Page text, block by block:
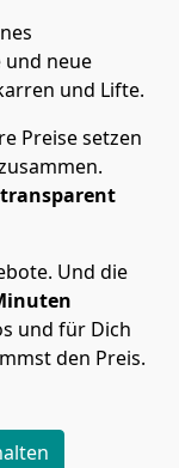
und neue
und Lifte.
Preise setzen
transparent
Und die
und für Dich
den Preis.